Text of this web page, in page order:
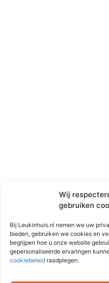
Wij
gebruiken
Bij Leukinhuis.nl nemen we uw
bieden, gebruiken we cookies en
begrijpen hoe u onze website
gepersonaliseerde ervaringen
cookiebeleid raadplegen.